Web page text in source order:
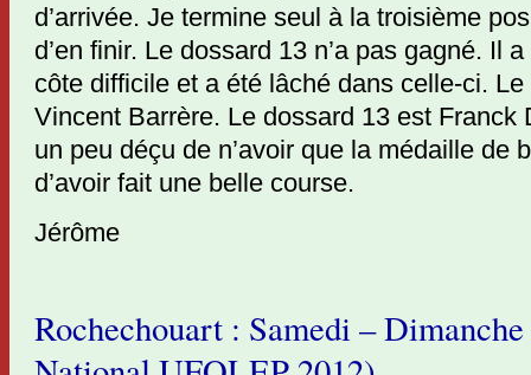
d’arrivée. Je termine seul à la troisième
d’en finir. Le dossard 13 n’a pas gagné. Il
côte difficile et a été lâché dans celle-ci.
Vincent Barrère. Le dossard 13 est Franck
un peu déçu de n’avoir que la médaille de
d’avoir fait une belle course.
Jérôme
Rochechouart : Samedi –